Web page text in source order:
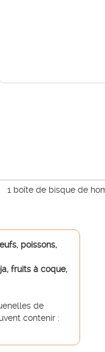
1 boîte de bisque de
poissons,
fruits à coque,
de
contenir :